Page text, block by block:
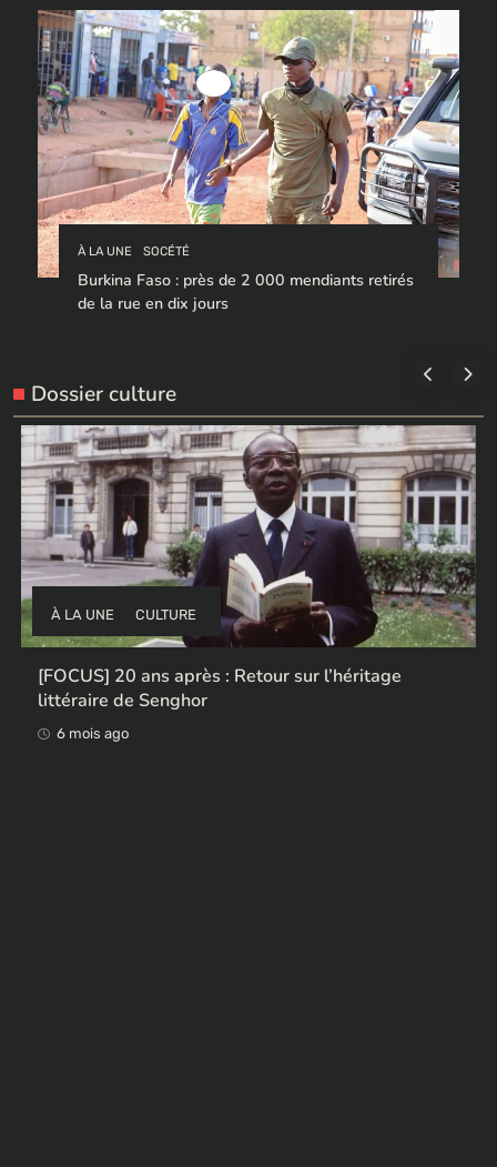
À LA UNE SOCÉTÉ
Burkina Faso : près de 2 000 mendiants retirés
de la rue en dix jours
Dossier culture
À LA UNE CULTURE
Ces ex-colonisateurs européens qui rendent des
œuvres africaines pillées